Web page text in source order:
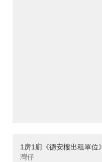
1房1廁《德安樓出租單位》
灣仔